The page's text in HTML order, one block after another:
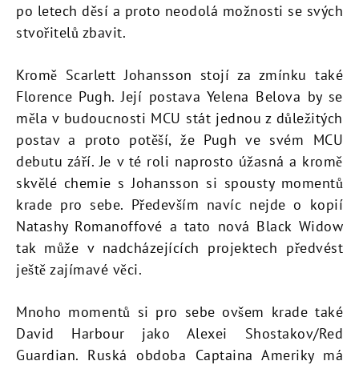
po letech děsí a proto neodolá možnosti se svých
stvořitelů zbavit.
Kromě Scarlett Johansson stojí za zmínku také
Florence Pugh. Její postava Yelena Belova by se
měla v budoucnosti MCU stát jednou z důležitých
postav a proto potěší, že Pugh ve svém MCU
debutu září. Je v té roli naprosto úžasná a kromě
skvělé chemie s Johansson si spousty momentů
krade pro sebe. Především navíc nejde o kopií
Natashy Romanoffové a tato nová Black Widow
tak může v nadcházejících projektech předvést
ještě zajímavé věci.
Mnoho momentů si pro sebe ovšem krade také
David Harbour jako Alexei Shostakov/Red
Guardian. Ruská obdoba Captaina Ameriky má